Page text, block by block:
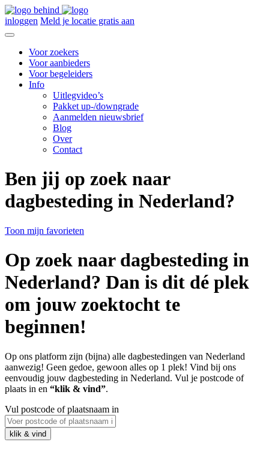
inloggen Meld je locatie gratis aan
Voor zoekers
Voor aanbieders
Voor begeleiders
Info
Uitlegvideo’s
Pakket up-/downgrade
Aanmelden nieuwsbrief
Blog
Over
Contact
Ben jij op zoek naar
dagbesteding in Nederland?
Toon mijn favorieten
Op zoek naar dagbesteding in
Nederland? Dan is dit dé plek
om jouw zoektocht te
beginnen!
Op ons platform zijn (bijna) alle dagbestedingen van Nederland
aanwezig! Geen gedoe, gewoon alles op 1 plek! Vind bij ons
eenvoudig jouw dagbesteding in Nederland. Vul je postcode of
plaats in en “klik & vind”.
Vul postcode of plaatsnaam in